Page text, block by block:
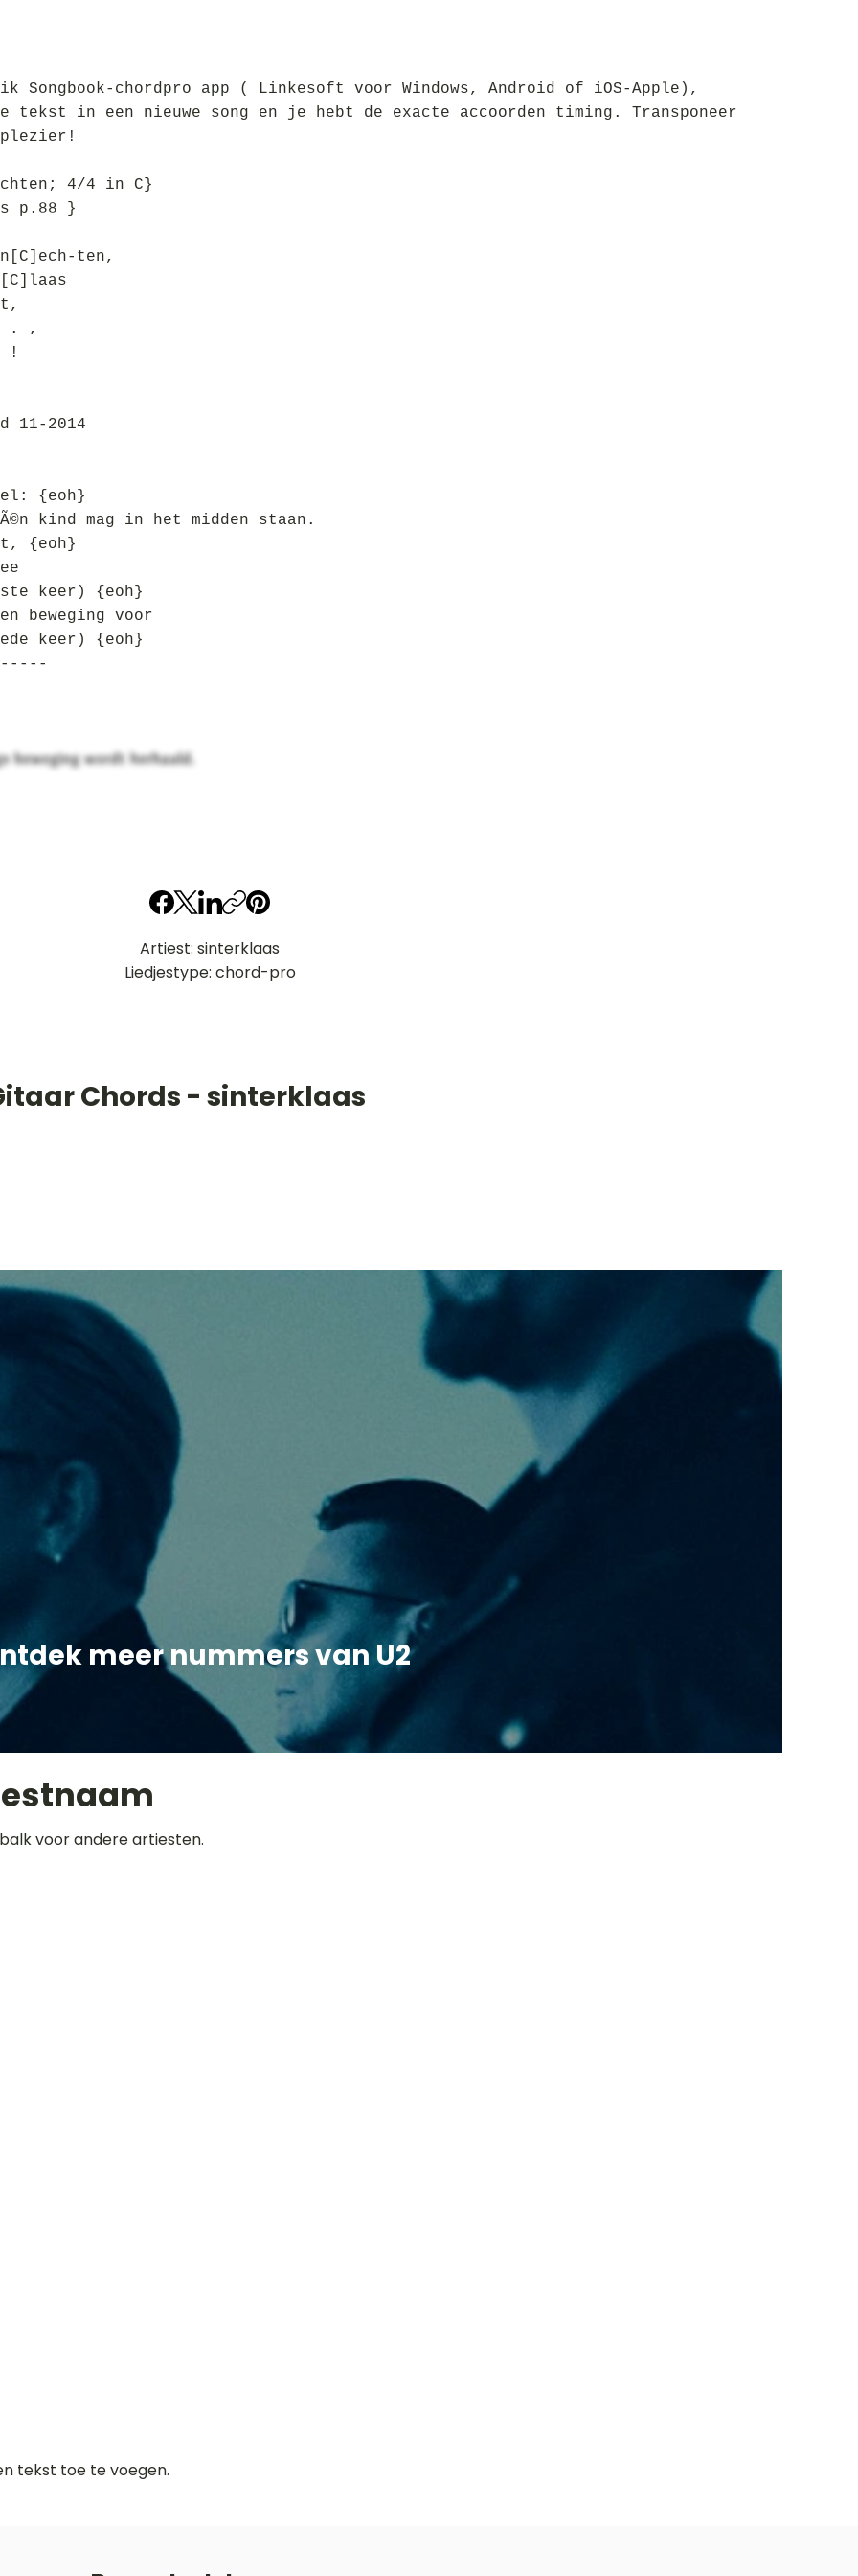
chordpro app ( Linkesoft voor Windows, Android of iOS-Apple),
in een nieuwe song en je hebt de exacte accoorden timing. Transponeer
4/4 in C}
p.88 }
ten,
! . ,
!
11-2014
{eoh}
kind mag in het midden staan.
{eoh}
keer) {eoh}
beweging voor
keer) {eoh}
beweging wordt herhaald.
Artiest: sinterklaas
Liedjestype: chord-pro
Chords - sinterklaas
meer nummers van U2
voor andere artiesten.
tekst toe te voegen.